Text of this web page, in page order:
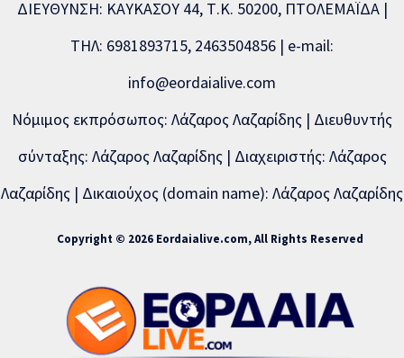
ΔΙΕΥΘΥΝΣΗ: ΚΑΥΚΑΣΟΥ 44, Τ.Κ. 50200, ΠΤΟΛΕΜΑΪΔΑ |
ΤΗΛ: 6981893715, 2463504856 | e-mail:
info@eordaialive.com
Νόμιμος εκπρόσωπος: Λάζαρος Λαζαρίδης | Διευθυντής
σύνταξης: Λάζαρος Λαζαρίδης | Διαχειριστής: Λάζαρος
Λαζαρίδης | Δικαιούχος (domain name): Λάζαρος Λαζαρίδης
Copyright © 2026 Eordaialive.com, All Rights Reserved